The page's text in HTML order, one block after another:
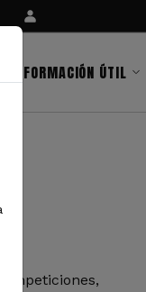
INFORMACIÓN ÚTIL